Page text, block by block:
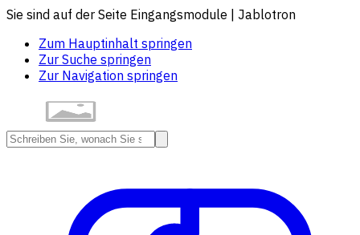
Sie sind auf der Seite Eingangsmodule | Jablotron
Zum Hauptinhalt springen
Zur Suche springen
Zur Navigation springen